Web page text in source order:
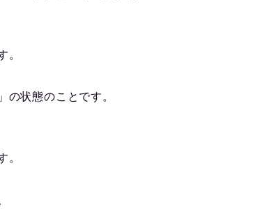
。
の状態のことです。
。